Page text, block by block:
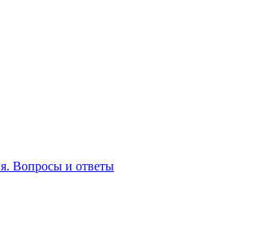
Вопросы и ответы